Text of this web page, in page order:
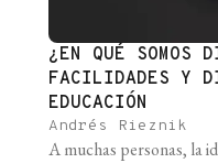
¿EN QUÉ SOMOS
FACILIDADES Y
EDUCACIÓN
Andrés Rieznik
A muchas personas, la